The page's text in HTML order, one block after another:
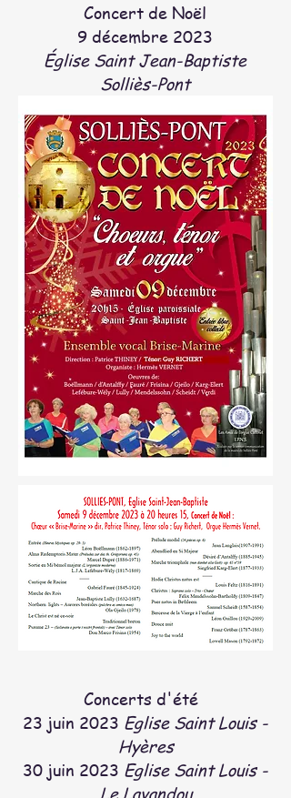
Concert de Noël
9 décembre 2023
Église Saint Jean-Baptiste
Solliès-Pont
Concerts d'été
23 juin 2023 Eglise Saint Louis -
Hyères
30 juin 2023 Eglise Saint Louis -
Le Lavandou